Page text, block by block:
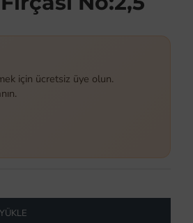
için ücretsiz üye olun.